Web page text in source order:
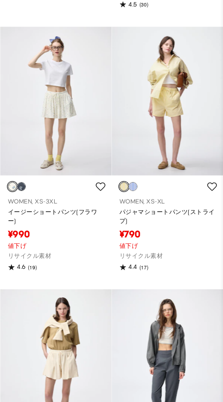
4.5 (30)
WOMEN, XS-3XL
イージーショートパンツ(フラワ
ー)
¥990
値下げ
リサイクル素材
4.6 (19)
WOMEN, XS-XL
パジャマショートパンツ(ストライ
プ)
¥790
値下げ
リサイクル素材
4.4 (17)